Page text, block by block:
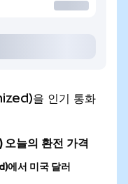
을 인기 통화
늘의 환전 가격
서 미국 달러